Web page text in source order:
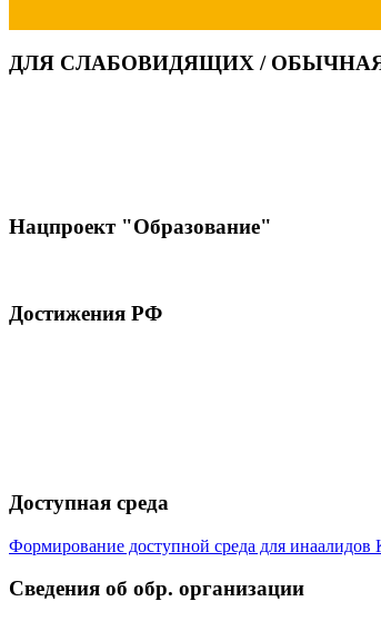
ДЛЯ СЛАБОВИДЯЩИХ /
Нацпроект "Образование"
Достижения РФ
Доступная среда
Формирование доступной среда для инаалидов
Cведения об обр. организации